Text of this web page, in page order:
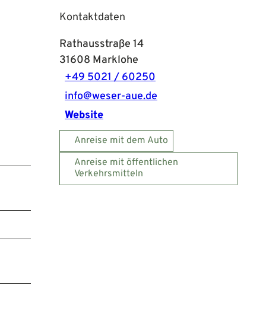
Kontaktdaten
Rathausstraße 14
31608 Marklohe
+49 5021 / 60250
info@weser-aue.de
Website
Anreise mit dem Auto
Anreise mit öffentlichen
Verkehrsmitteln